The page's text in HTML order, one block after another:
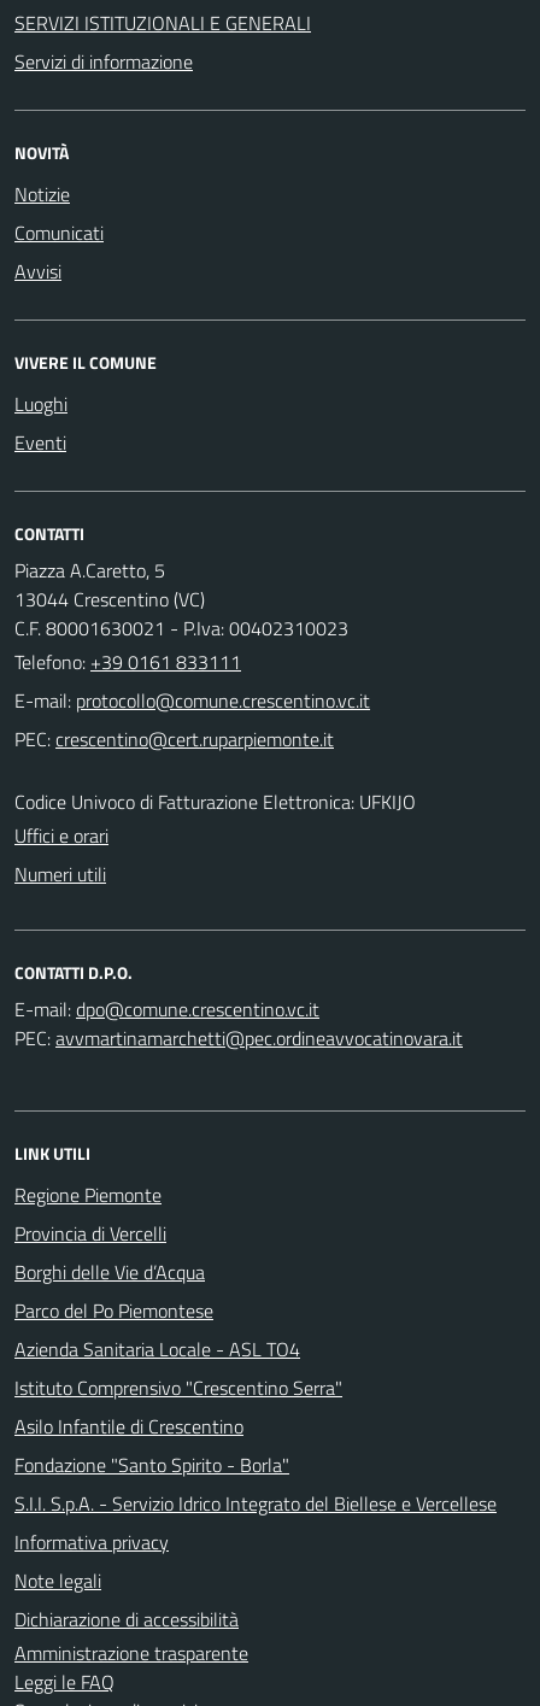
SERVIZI ISTITUZIONALI E GENERALI
Servizi di informazione
NOVITÀ
Notizie
Comunicati
Avvisi
VIVERE IL COMUNE
Luoghi
Eventi
CONTATTI
Piazza A.Caretto, 5
13044 Crescentino (VC)
C.F. 80001630021 - P.Iva: 00402310023
Telefono: +39 0161 833111
E-mail:
PEC:
Codice Univoco di Fatturazione Elettronica: UFKIJO
Uffici e orari
Numeri utili
CONTATTI D.P.O.
E-mail:
PEC:
LINK UTILI
Regione Piemonte
Provincia di Vercelli
Borghi delle Vie d’Acqua
Parco del Po Piemontese
Azienda Sanitaria Locale - ASL TO4
Istituto Comprensivo "Crescentino Serra"
Asilo Infantile di Crescentino
Fondazione "Santo Spirito - Borla"
S.I.I. S.p.A. - Servizio Idrico Integrato del Biellese e Vercellese
Informativa privacy
Note legali
Dichiarazione di accessibilità
Amministrazione trasparente
Leggi le FAQ